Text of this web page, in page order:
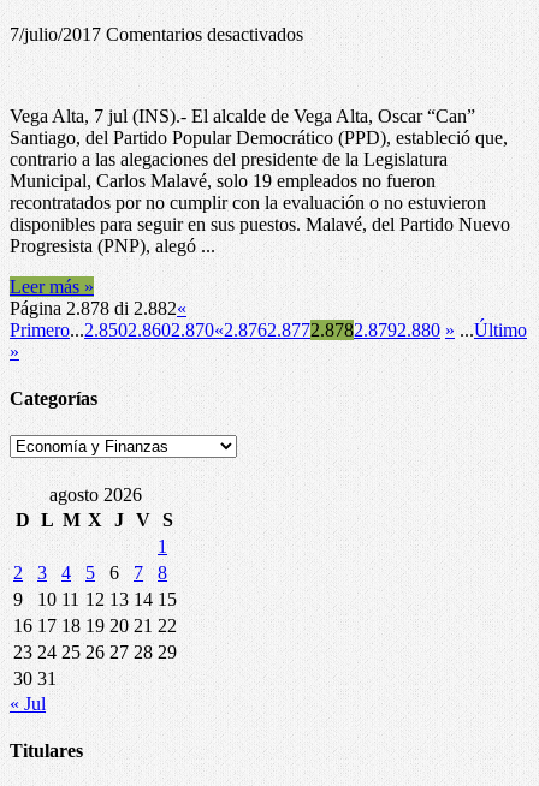
7/julio/2017 Comentarios desactivadosen
P.
Rico-
Alcalde
de
Vega
Alta
establece
que
19
empleados
transitorio
no
cumplieron
con
evaluación
Vega Alta, 7 jul (INS).- El alcalde de Vega Alta, Oscar “Can”
Santiago, del Partido Popular Democrático (PPD), estableció que,
contrario a las alegaciones del presidente de la Legislatura
Municipal, Carlos Malavé, solo 19 empleados no fueron
recontratados por no cumplir con la evaluación o no estuvieron
disponibles para seguir en sus puestos. Malavé, del Partido Nuevo
Progresista (PNP), alegó ...
Leer más »
Página 2.878 di 2.882«
Primero...2.8502.8602.870«2.8762.8772.8782.8792.880 » ...Último
»
Categorías
Categorías
agosto 2026
D L M X J V S
1
2
3 4 5 6 7
8
9
10 11 12 13 14 15
16 17 18 19 20 21 22
23 24 25 26 27 28 29
30 31
« Jul
Titulares